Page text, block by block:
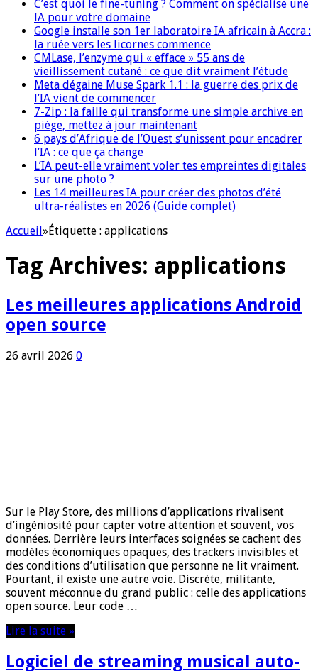
C’est quoi le fine-tuning ? Comment on spécialise une
IA pour votre domaine
Google installe son 1er laboratoire IA africain à Accra :
la ruée vers les licornes commence
CMLase, l’enzyme qui « efface » 55 ans de
vieillissement cutané : ce que dit vraiment l’étude
Meta dégaine Muse Spark 1.1 : la guerre des prix de
l’IA vient de commencer
7-Zip : la faille qui transforme une simple archive en
piège, mettez à jour maintenant
6 pays d’Afrique de l’Ouest s’unissent pour encadrer
l’IA : ce que ça change
L’IA peut-elle vraiment voler tes empreintes digitales
sur une photo ?
Les 14 meilleures IA pour créer des photos d’été
ultra-réalistes en 2026 (Guide complet)
Accueil»Étiquette : applications
Tag Archives: applications
Les meilleures applications Android
open source
26 avril 2026 0
Sur le Play Store, des millions d’applications rivalisent
d’ingéniosité pour capter votre attention et souvent, vos
données. Derrière leurs interfaces soignées se cachent des
modèles économiques opaques, des trackers invisibles et
des conditions d’utilisation que personne ne lit vraiment.
Pourtant, il existe une autre voie. Discrète, militante,
souvent méconnue du grand public : celle des applications
open source. Leur code …
Lire la suite »
Logiciel de streaming musical auto-